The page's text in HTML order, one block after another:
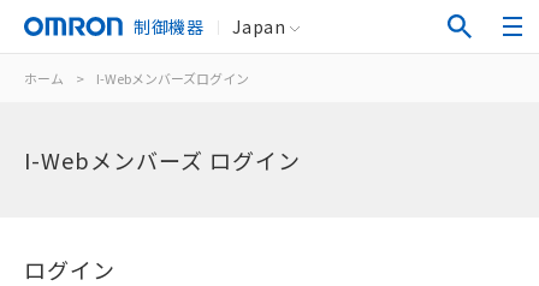
制御機器 Japan
ホーム > I-Webメンバーズログイン
I-Webメンバーズ ログイン
ログイン